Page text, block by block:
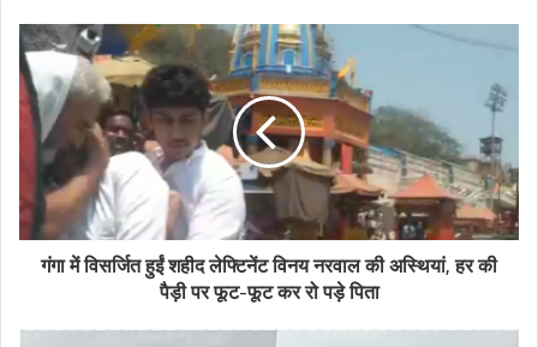
गंगा में विसर्जित हुईं शहीद लेफ्टिनेंट विनय नरवाल की अस्थियां, हर की
पैड़ी पर फूट-फूट कर रो पड़े पिता